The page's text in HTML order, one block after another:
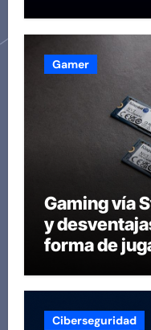
Gamer
Gaming vía
y
forma de
Ciberseguridad